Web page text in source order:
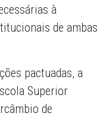
à
de ambas
pactuadas, a
Superior
de